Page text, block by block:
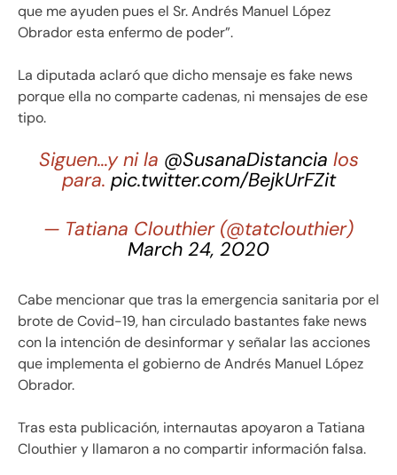
que me ayuden pues el Sr. Andrés Manuel López
Obrador esta enfermo de poder”.
La diputada aclaró que dicho mensaje es fake news
porque ella no comparte cadenas, ni mensajes de ese
tipo.
Siguen…y ni la @SusanaDistancia los
para. pic.twitter.com/BejkUrFZit
— Tatiana Clouthier (@tatclouthier)
March 24, 2020
Cabe mencionar que tras la emergencia sanitaria por el
brote de Covid-19, han circulado bastantes fake news
con la intención de desinformar y señalar las acciones
que implementa el gobierno de Andrés Manuel López
Obrador.
Tras esta publicación, internautas apoyaron a Tatiana
Clouthier y llamaron a no compartir información falsa.